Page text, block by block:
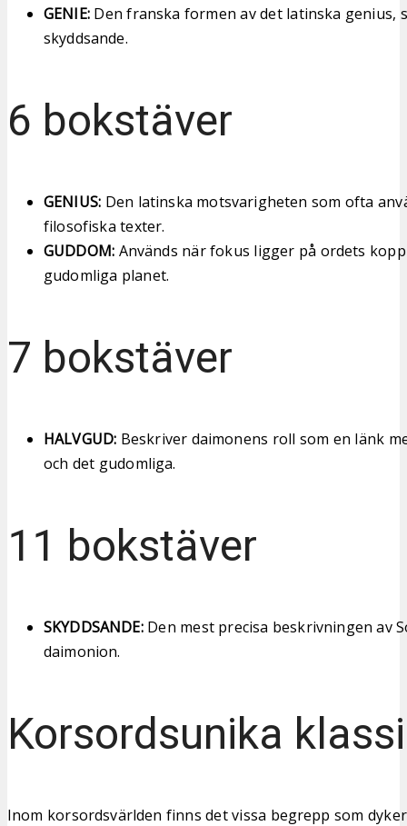
GENIE:Den franska formen av det latinska genius,
skyddsande.
6 bokstäver
GENIUS: Den latinska motsvarigheten som ofta
filosofiska texter.
GUDDOM: Används när fokus ligger på ordets
gudomliga planet.
7 bokstäver
HALVGUD: Beskriver daimonens roll som en länk
och det gudomliga.
11 bokstäver
SKYDDSANDE:Den mest precisa beskrivningen av
daimonion.
Korsordsunika
Inom korsordsvärlden finns det vissa begrepp som